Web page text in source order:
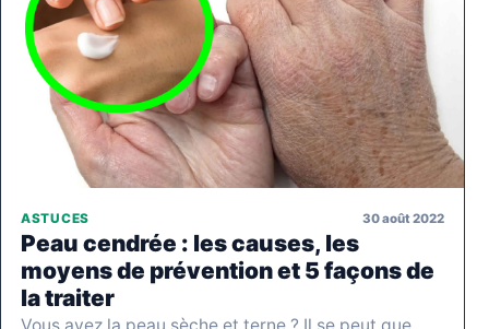
ASTUCES 30 août 2022
Peau cendrée : les causes, les
moyens de prévention et 5 façons de
la traiter